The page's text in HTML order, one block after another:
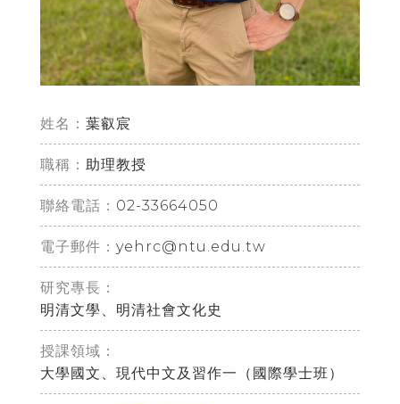
姓名： 葉叡宸
職稱： 助理教授
聯絡電話： 02-33664050
電子郵件： yehrc@ntu.edu.tw
研究專長：
明清文學、明清社會文化史
授課領域：
大學國文、現代中文及習作一（國際學士班）